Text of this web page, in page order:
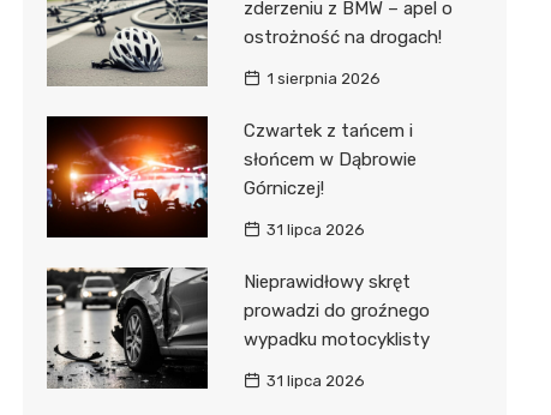
zderzeniu z BMW – apel o
ostrożność na drogach!
1 sierpnia 2026
Czwartek z tańcem i
słońcem w Dąbrowie
Górniczej!
31 lipca 2026
Nieprawidłowy skręt
prowadzi do groźnego
wypadku motocyklisty
31 lipca 2026